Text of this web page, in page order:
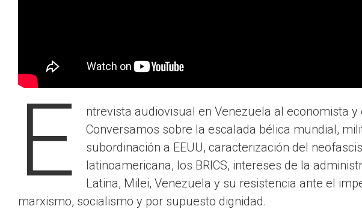
E
ntrevista audiovisual en Venezuela al economista
Conversamos sobre la escalada bélica mundial,
subordinación a EEUU, caracterización del
latinoamericana, los BRICS, intereses de la
Latina, Milei, Venezuela y su resistencia ante el
marxismo, socialismo y por supuesto dignidad.